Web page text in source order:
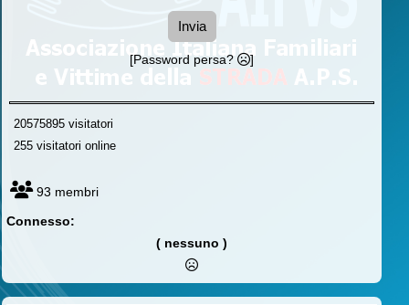
Invia
[Password persa? ]
20575895 visitatori
255 visitatori online
93 membri
Connesso:
( nessuno )